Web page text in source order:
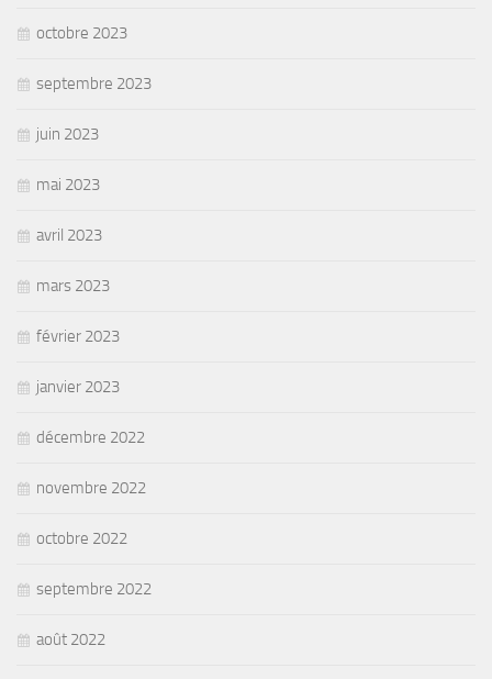
octobre 2023
septembre 2023
juin 2023
mai 2023
avril 2023
mars 2023
février 2023
janvier 2023
décembre 2022
novembre 2022
octobre 2022
septembre 2022
août 2022